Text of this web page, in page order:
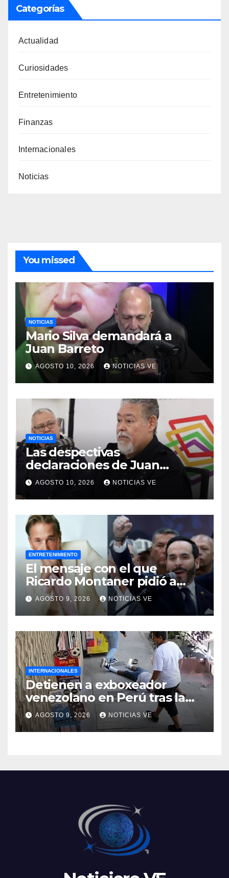
Categorías
Actualidad
Curiosidades
Entretenimiento
Finanzas
Internacionales
Noticias
You missed
NOTICIAS
Mario Silva demandará a
Juan Barreto
AGOSTO 10, 2026 NOTICIAS VE
NOTICIAS
Las despectivas
declaraciones de Juan
Barreto sobre María Corina
AGOSTO 10, 2026 NOTICIAS VE
ENTRETENIMIENTO
El mensaje con el que
Ricardo Montaner pidió a
Abelardo de la Espriella
ayudar a Venezuela
AGOSTO 9, 2026 NOTICIAS VE
INTERNACIONALES
Detienen a exboxeador
venezolano en Perú tras la
muerte de mototaxista
durante una riña
AGOSTO 9, 2026 NOTICIAS VE